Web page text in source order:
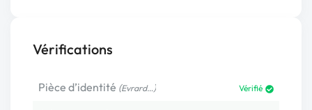
Vérifications
Pièce d’identité (Evrard…) Vérifié